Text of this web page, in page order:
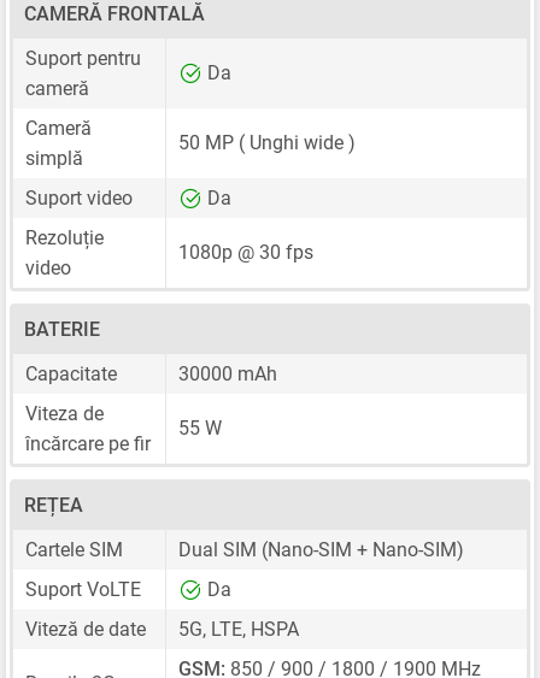
CAMERĂ FRONTALĂ
Suport pentru
cameră
Da
Cameră
simplă
50 MP ( Unghi wide )
Suport video
Da
Rezoluție
video
1080p @ 30 fps
BATERIE
Capacitate
30000 mAh
Viteza de
încărcare pe fir
55 W
REȚEA
Cartele SIM
Dual SIM (Nano-SIM + Nano-SIM)
Suport VoLTE
Da
Viteză de date
5G, LTE, HSPA
GSM: 850 / 900 / 1800 / 1900 MHz